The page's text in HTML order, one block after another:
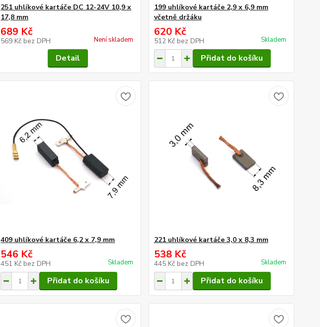
251 uhlíkové kartáče DC 12-24V 10,9 x
17,8 mm
689 Kč
569 Kč bez DPH Není skladem
Detail
199 uhlíkové kartáče 2,9 x 6,9 mm
včetně držáku
620 Kč
512 Kč bez DPH Skladem
Přidat do košíku
409 uhlíkové kartáče 6,2 x 7,9 mm
546 Kč
451 Kč bez DPH Skladem
Přidat do košíku
221 uhlíkové kartáče 3,0 x 8,3 mm
538 Kč
445 Kč bez DPH Skladem
Přidat do košíku